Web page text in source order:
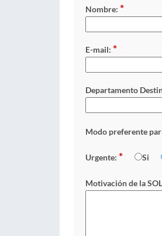
Nombre: *
E-mail: *
Departamento
Modo preferente
Urgente: * Si
Motivación de la